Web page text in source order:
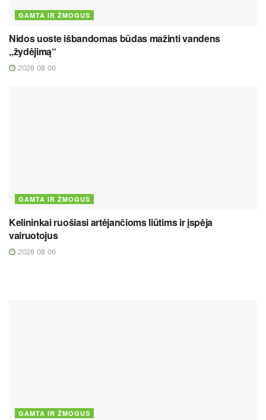
GAMTA IR ŽMOGUS
Nidos uoste išbandomas būdas mažinti vandens
„žydėjimą“
2026 08 06
GAMTA IR ŽMOGUS
Kelininkai ruošiasi artėjančioms liūtims ir įspėja
vairuotojus
2026 08 06
GAMTA IR ŽMOGUS